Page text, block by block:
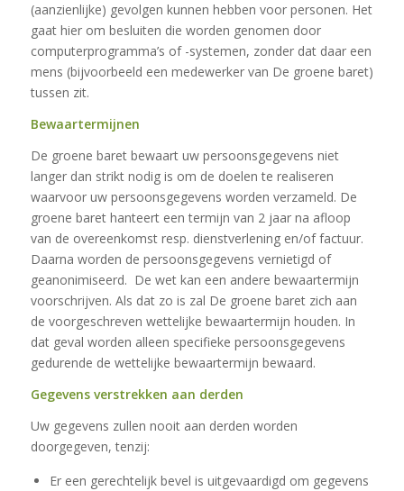
(aanzienlijke) gevolgen kunnen hebben voor personen. Het
gaat hier om besluiten die worden genomen door
computerprogramma’s of -systemen, zonder dat daar een
mens (bijvoorbeeld een medewerker van De groene baret)
tussen zit.
Bewaartermijnen
De groene baret bewaart uw persoonsgegevens niet
langer dan strikt nodig is om de doelen te realiseren
waarvoor uw persoonsgegevens worden verzameld. De
groene baret hanteert een termijn van 2 jaar na afloop
van de overeenkomst resp. dienstverlening en/of factuur.
Daarna worden de persoonsgegevens vernietigd of
geanonimiseerd. De wet kan een andere bewaartermijn
voorschrijven. Als dat zo is zal De groene baret zich aan
de voorgeschreven wettelijke bewaartermijn houden. In
dat geval worden alleen specifieke persoonsgegevens
gedurende de wettelijke bewaartermijn bewaard.
Gegevens verstrekken aan derden
Uw gegevens zullen nooit aan derden worden
doorgegeven, tenzij:
Er een gerechtelijk bevel is uitgevaardigd om gegevens